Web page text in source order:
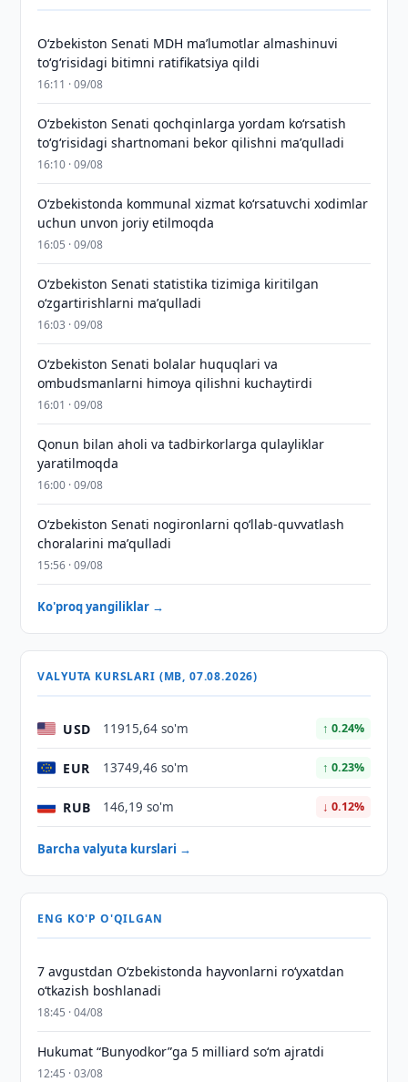
Oʻzbekiston Senati MDH maʼlumotlar almashinuvi
toʻgʻrisidagi bitimni ratifikatsiya qildi
16:11 · 09/08
Oʻzbekiston Senati qochqinlarga yordam koʻrsatish
toʻgʻrisidagi shartnomani bekor qilishni maʼqulladi
16:10 · 09/08
Oʻzbekistonda kommunal xizmat koʻrsatuvchi xodimlar
uchun unvon joriy etilmoqda
16:05 · 09/08
Oʻzbekiston Senati statistika tizimiga kiritilgan
oʻzgartirishlarni maʼqulladi
16:03 · 09/08
Oʻzbekiston Senati bolalar huquqlari va
ombudsmanlarni himoya qilishni kuchaytirdi
16:01 · 09/08
Qonun bilan aholi va tadbirkorlarga qulayliklar
yaratilmoqda
16:00 · 09/08
Oʻzbekiston Senati nogironlarni qoʻllab-quvvatlash
choralarini maʼqulladi
15:56 · 09/08
Ko'proq yangiliklar →
VALYUTA KURSLARI (MB, 07.08.2026)
USD 11915,64 so'm ↑ 0.24%
EUR 13749,46 so'm ↑ 0.23%
RUB 146,19 so'm ↓ 0.12%
Barcha valyuta kurslari →
ENG KO'P O'QILGAN
7 avgustdan O‘zbekistonda hayvonlarni ro‘yxatdan
o‘tkazish boshlanadi
18:45 · 04/08
Hukumat “Bunyodkor”ga 5 milliard so‘m ajratdi
12:45 · 03/08